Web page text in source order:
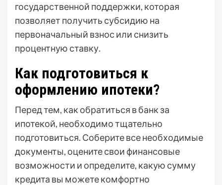
государственной поддержки, которая
позволяет получить субсидию на
первоначальный взнос или снизить
процентную ставку.
Как подготовиться к
оформлению ипотеки?
Перед тем, как обратиться в банк за
ипотекой, необходимо тщательно
подготовиться. Соберите все необходимые
документы, оцените свои финансовые
возможности и определите, какую сумму
кредита вы можете комфортно